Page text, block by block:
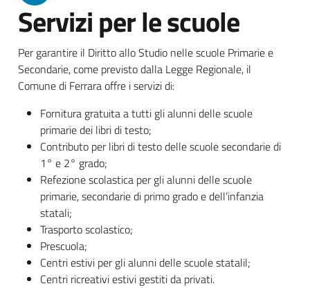
Servizi per le scuole
Per garantire il Diritto allo Studio nelle scuole Primarie e
Secondarie, come previsto dalla Legge Regionale, il
Comune di Ferrara offre i servizi di:
Fornitura gratuita a tutti gli alunni delle scuole
primarie dei libri di testo;
Contributo per libri di testo delle scuole secondarie di
1° e 2° grado;
Refezione scolastica per gli alunni delle scuole
primarie, secondarie di primo grado e dell’infanzia
statali;
Trasporto scolastico;
Prescuola;
Centri estivi per gli alunni delle scuole statalil;
Centri ricreativi estivi gestiti da privati.